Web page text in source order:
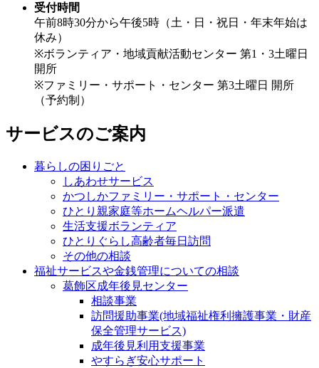
受付時間
午前8時30分から午後5時（土・日・祝日・年末年始は
休み）
※ボランティア・地域貢献活動センター 第1・3土曜日
開所
※ファミリー・サポート・センター 第3土曜日 開所
（予約制）
サービスのご案内
暮らしの困りごと
しあわせサービス
かつしかファミリー・サポート・センター
ひとり親家庭等ホームヘルパー派遣
生活支援ボランティア
ひとりぐらし高齢者毎日訪問
その他の相談
福祉サービスや金銭管理についての相談
葛飾区成年後見センター
相談事業
訪問援助事業(地域福祉権利擁護事業・財産
保全管理サービス)
成年後見利用支援事業
やすらぎ安心サポート